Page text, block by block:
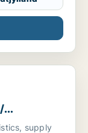
/
supply